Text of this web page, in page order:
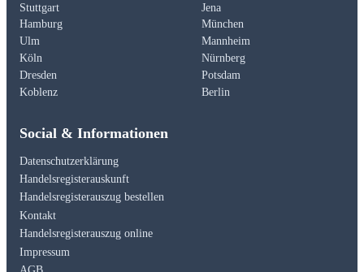
Stuttgart
Jena
Hamburg
München
Ulm
Mannheim
Köln
Nürnberg
Dresden
Potsdam
Koblenz
Berlin
Social & Informationen
Datenschutzerklärung
Handelsregisterauskunft
Handelsregisterauszug bestellen
Kontakt
Handelsregisterauszug online
Impressum